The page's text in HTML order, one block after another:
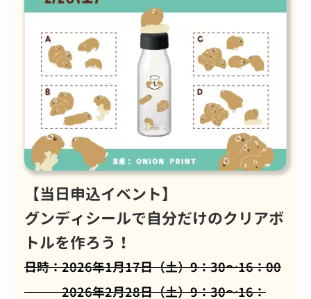
【当日申込イベント】
グンディシールで自分だけのクリアボ
トルを作ろう！
日時：2026年1月17日（土）9：30～16：00
2026年2月28日（土）9：30～16：